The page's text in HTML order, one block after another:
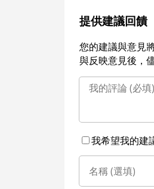
提供建議回饋
您的建議與意見
與反映意見後，
我希望我的建